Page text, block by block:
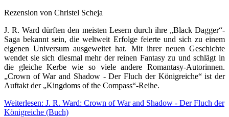
Rezension von Christel Scheja
J. R. Ward dürften den meisten Lesern durch ihre „Black Dagger“-
Saga bekannt sein, die weltweit Erfolge feierte und sich zu einem
eigenen Universum ausgeweitet hat. Mit ihrer neuen Geschichte
wendet sie sich diesmal mehr der reinen Fantasy zu und schlägt in
die gleiche Kerbe wie so viele andere Romantasy-Autorinnen.
„Crown of War and Shadow - Der Fluch der Königreiche“ ist der
Auftakt der „Kingdoms of the Compass“-Reihe.
Weiterlesen: J. R. Ward: Crown of War and Shadow - Der Fluch der
Königreiche (Buch)